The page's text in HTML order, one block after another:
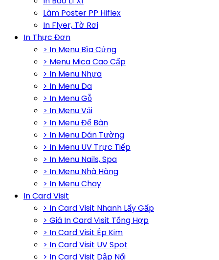
Làm Poster PP Hiflex
In Flyer, Tờ Rơi
In Thực Đơn
> In Menu Bìa Cứng
> Menu Mica Cao Cấp
> In Menu Nhựa
> In Menu Da
> In Menu Gỗ
> In Menu Vải
> In Menu Để Bàn
> In Menu Dán Tường
> In Menu UV Trực Tiếp
> In Menu Nails, Spa
> In Menu Nhà Hàng
> In Menu Chay
In Card Visit
> In Card Visit Nhanh Lấy Gấp
> Giá In Card Visit Tổng Hợp
> In Card Visit Ép Kim
> In Card Visit UV Spot
> In Card Visit Dập Nổi